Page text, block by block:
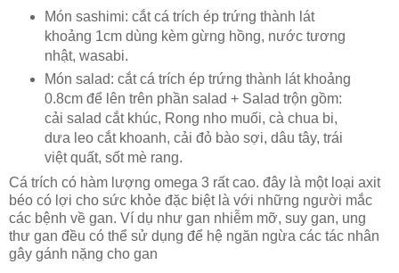
Món sashimi: cắt cá trích ép trứng thành lát
khoảng 1cm dùng kèm gừng hồng, nước tương
nhật, wasabi.
Món salad: cắt cá trích ép trứng thành lát khoảng
0.8cm để lên trên phần salad + Salad trộn gồm:
cải salad cắt khúc, Rong nho muối, cà chua bi,
dưa leo cắt khoanh, cải đỏ bào sợi, dâu tây, trái
việt quất, sốt mè rang.
Cá trích có hàm lượng omega 3 rất cao. đây là một loại axit
béo có lợi cho sức khỏe đặc biệt là với những người mắc
các bệnh về gan. Ví dụ như gan nhiễm mỡ, suy gan, ung
thư gan đều có thể sử dụng để hệ ngăn ngừa các tác nhân
gây gánh nặng cho gan